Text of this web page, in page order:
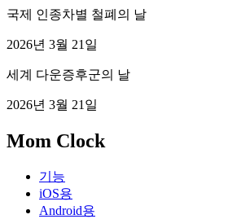
국제 인종차별 철폐의 날
2026년 3월 21일
세계 다운증후군의 날
2026년 3월 21일
Mom Clock
기능
iOS용
Android용